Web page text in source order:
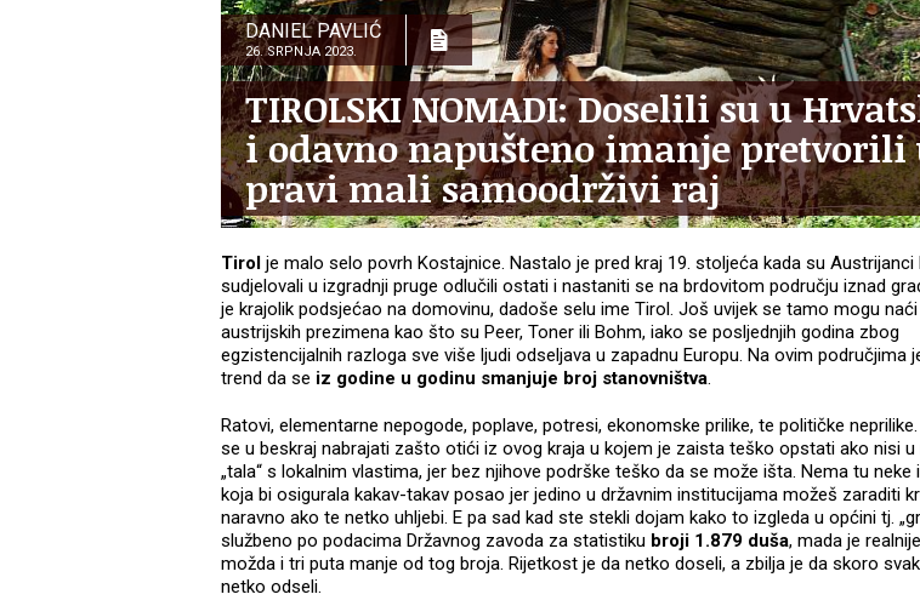
DANIEL PAVLIĆ
26. SRPNJA 2023.
TIROLSKI NOMADI: Doselili su u
i odavno napušteno imanje pretvorili
pravi mali samoodrživi raj
Tirol je malo selo povrh Kostajnice. Nastalo je pred kraj 19. stoljeća kada su Austrijanci
sudjelovali u izgradnji pruge odlučili ostati i nastaniti se na brdovitom području iznad
je krajolik podsjećao na domovinu, dadoše selu ime Tirol. Još uvijek se tamo mogu
austrijskih prezimena kao što su Peer, Toner ili Bohm, iako se posljednjih godina zbog
egzistencijalnih razloga sve više ljudi odseljava u zapadnu Europu. Na ovim područjima
trend da se iz godine u godinu smanjuje broj stanovništva.
Ratovi, elementarne nepogode, poplave, potresi, ekonomske prilike, te političke
se u beskraj nabrajati zašto otići iz ovog kraja u kojem je zaista teško opstati ako nisi u
„tala“ s lokalnim vlastima, jer bez njihove podrške teško da se može išta. Nema tu neke
koja bi osigurala kakav-takav posao jer jedino u državnim institucijama možeš zaraditi
naravno ako te netko uhljebi. E pa sad kad ste stekli dojam kako to izgleda u općini tj.
službeno po podacima Državnog zavoda za statistiku broji 1.879 duša, mada je
možda i tri puta manje od tog broja. Rijetkost je da netko doseli, a zbilja je da skoro
netko odseli.